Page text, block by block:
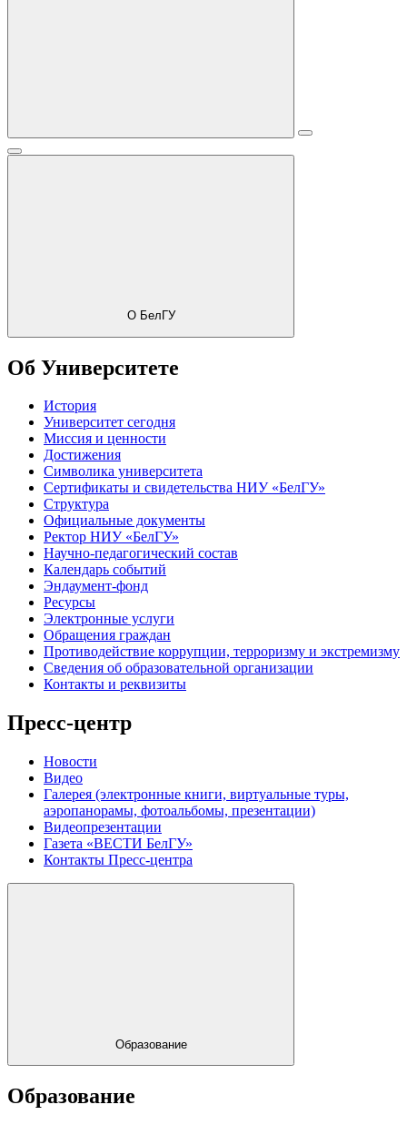
О БелГУ
Об Университете
История
Университет сегодня
Миссия и ценности
Достижения
Символика университета
Сертификаты и свидетельства НИУ «БелГУ»
Структура
Официальные документы
Ректор НИУ «БелГУ»
Научно-педагогический состав
Календарь событий
Эндаумент-фонд
Ресурсы
Электронные услуги
Обращения граждан
Противодействие коррупции, терроризму и экстремизму
Сведения об образовательной организации
Контакты и реквизиты
Пресс-центр
Новости
Видео
Галерея (электронные книги, виртуальные туры,
аэропанорамы, фотоальбомы, презентации)
Видеопрезентации
Газета «ВЕСТИ БелГУ»
Контакты Пресс-центра
Образование
Образование